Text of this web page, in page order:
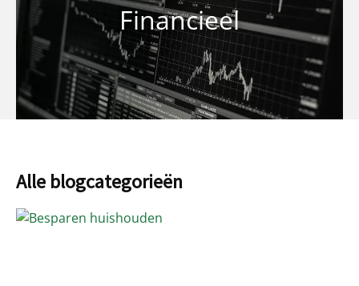
Financieel
Alle blogcategorieën